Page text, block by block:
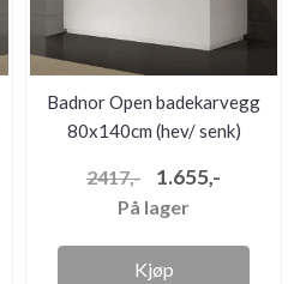
Badnor Open badekarvegg
80x140cm (hev/ senk)
2417,- 1.655,-
På lager
Kjøp